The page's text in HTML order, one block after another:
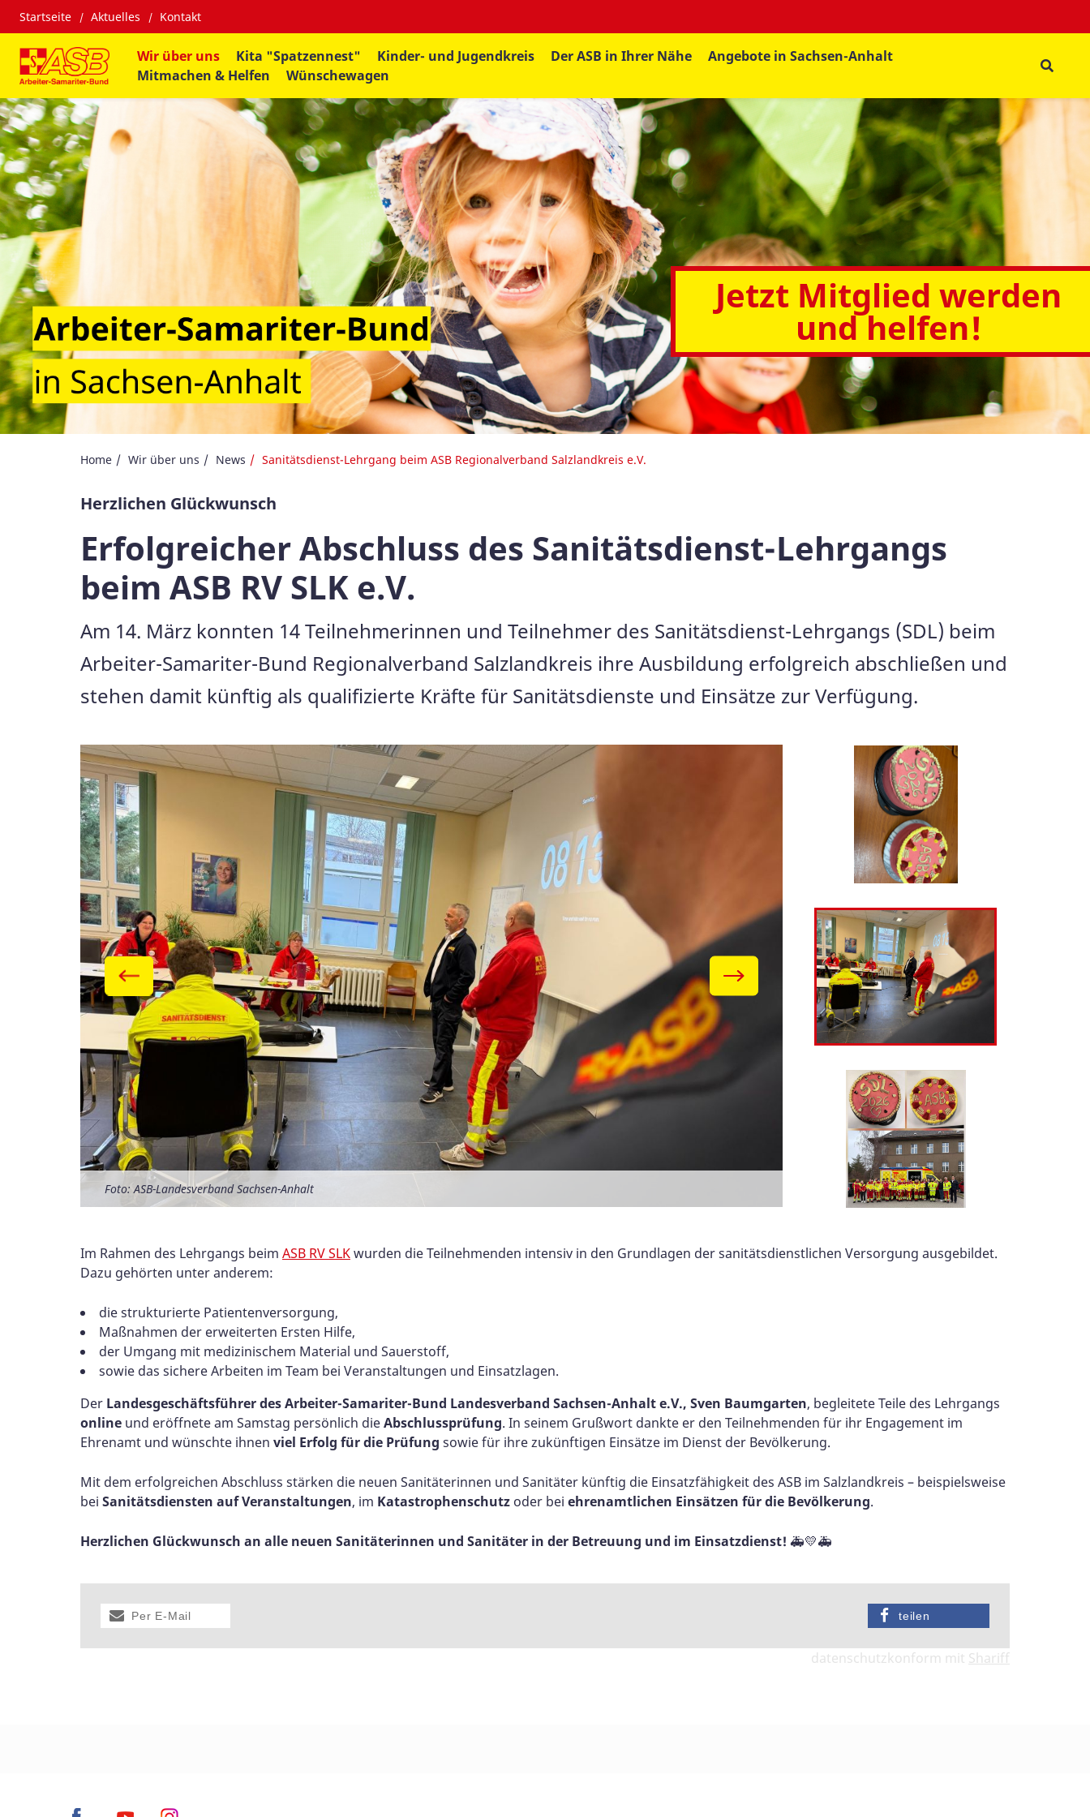
Startseite Aktuelles Kontakt
Wir über uns Kita "Spatzennest" Kinder- und Jugendkreis Der ASB in Ihrer Nähe
Angebote in Sachsen-Anhalt
Mitmachen & Helfen
Wünschewagen
Jetzt Mitglied werden
und helfen!
Home Wir über uns News Sanitätsdienst-Lehrgang beim ASB Regionalverband Salzlandkreis e.V.
Herzlichen Glückwunsch
Erfolgreicher Abschluss des Sanitätsdienst-Lehrgangs
beim ASB RV SLK e.V.
Am 14. März konnten 14 Teilnehmerinnen und Teilnehmer des Sanitätsdienst-Lehrgangs (SDL) beim
Arbeiter-Samariter-Bund Regionalverband Salzlandkreis ihre Ausbildung erfolgreich abschließen und
stehen damit künftig als qualifizierte Kräfte für Sanitätsdienste und Einsätze zur Verfügung.
Galerie
Foto: ASB-Landesverband Sachsen-Anhalt
Foto: ASB RV SLK
Foto: ASB RV SLK
Foto: ASB RV SLK
Foto: ASB-Landesverband Sachsen-Anhalt
Foto: ASB-Landesverband Sachsen-Anhalt
Foto: ASB-Landesverband Sachsen-Anhalt
Foto: ASB-Landesverband Sachsen-Anhalt
Foto: ASB-Landesverband Sachsen-Anhalt
Foto: ASB-Landesverband Sachsen-Anhalt
Foto: ASB-Landesverband Sachsen-Anhalt
Im Rahmen des Lehrgangs beim ASB RV SLKwurden die Teilnehmenden intensiv in den Grundlagen der sanitätsdienstlichen Versorgung ausgebildet.
Dazu gehörten unter anderem:
die strukturierte Patientenversorgung,
Maßnahmen der erweiterten Ersten Hilfe,
der Umgang mit medizinischem Material und Sauerstoff,
sowie das sichere Arbeiten im Team bei Veranstaltungen und Einsatzlagen.
Der Landesgeschäftsführer des Arbeiter-Samariter-Bund Landesverband Sachsen-Anhalt e.V., Sven Baumgarten, begleitete Teile des Lehrgangs
online und eröffnete am Samstag persönlich dieAbschlussprüfung. In seinem Grußwort dankte er den Teilnehmenden für ihr Engagement im
Ehrenamt und wünschte ihnen viel Erfolg für die Prüfung sowie für ihre zukünftigen Einsätze im Dienst der Bevölkerung.
Mit dem erfolgreichen Abschluss stärken die neuen Sanitäterinnen und Sanitäter künftig die Einsatzfähigkeit des ASB im Salzlandkreis – beispielsweise
bei Sanitätsdiensten auf Veranstaltungen, im Katastrophenschutz oder bei ehrenamtlichen Einsätzen für die Bevölkerung.
Herzlichen Glückwunsch an alle neuen Sanitäterinnen und Sanitäter in der Betreuung und im Einsatzdienst! 🚑💛🚑
Per E-Mail
teilen
datenschutzkonform mit Shariff